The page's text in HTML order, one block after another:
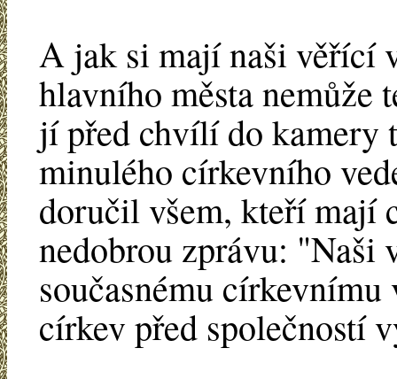
A jak si mají naši věřící
hlavního města nemůže
jí před chvílí do kamery
minulého církevního
doručil všem, kteří mají
nedobrou zprávu:
současnému
církev před společností